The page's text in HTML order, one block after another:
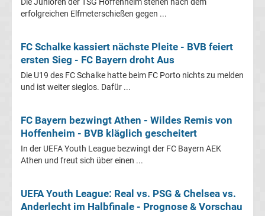
EM
Frauenfußball
Amateurfußball
Transferticker
-
Meldungen
erfolgreichen Elfmeterschießen gegen ...
FC Schalke kassiert nächste Pleite - BVB feiert
ersten Sieg - FC Bayern droht Aus
Die U19 des FC Schalke hatte beim FC Porto nichts zu melden
und ist weiter sieglos. Dafür ...
FC Bayern bezwingt Athen - Wildes Remis von
Hoffenheim - BVB kläglich gescheitert
In der UEFA Youth League bezwingt der FC Bayern AEK
Athen und freut sich über einen ...
UEFA Youth League: Real vs. PSG & Chelsea vs.
Anderlecht im Halbfinale - Prognose & Vorschau